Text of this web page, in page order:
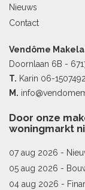
Nieuws
Contact
Vendôme
Doornlaan 6B -
T. Karin 06-
M.
Door onze
woningmarkt
07 aug 2026 -
bestaande
05 aug 2026 -
bereik
04 aug 2026 -